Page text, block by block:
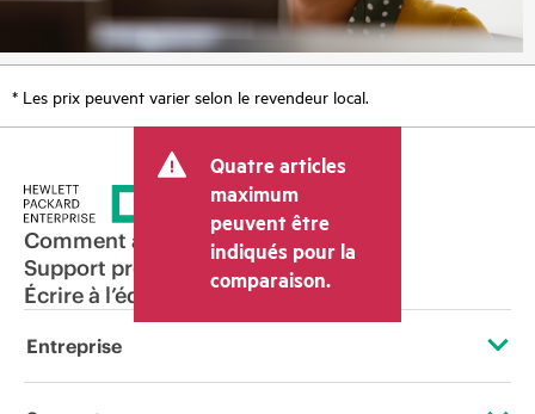
* Les prix peuvent varier selon le revendeur local.
Quatre articles
maximum
peuvent être
indiqués pour la
comparaison.
Comment acheter
Support produit
Écrire à l’équipe commerciale
Entreprise
À propos de HPE